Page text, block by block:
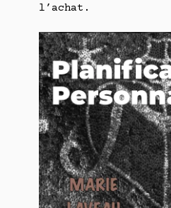
l’achat.